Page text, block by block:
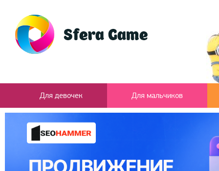
Для девочек Для мальчиков